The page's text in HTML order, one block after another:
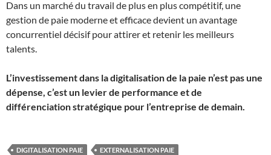
Dans un marché du travail de plus en plus compétitif, une
gestion de paie moderne et efficace devient un avantage
concurrentiel décisif pour attirer et retenir les meilleurs
talents.
L’investissement dans la digitalisation de la paie n’est pas une
dépense, c’est un levier de performance et de
différenciation stratégique pour l’entreprise de demain.
DIGITALISATION PAIE
EXTERNALISATION PAIE